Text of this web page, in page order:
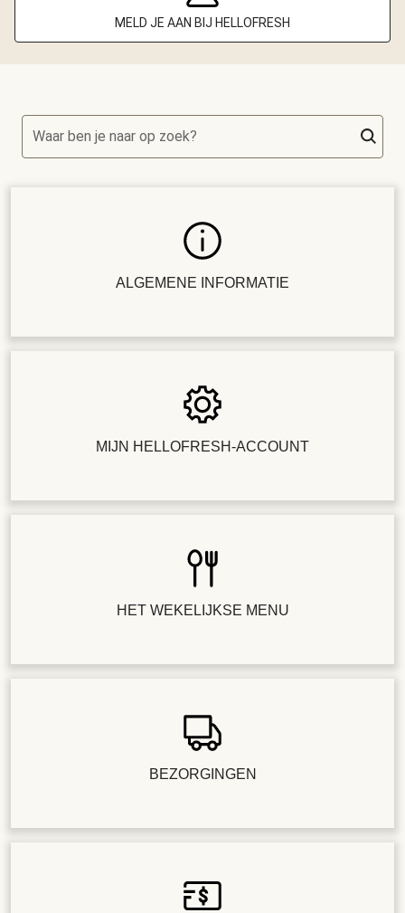
MELD JE AAN BIJ HELLOFRESH
Waar ben je naar op zoek?
ALGEMENE INFORMATIE
MIJN HELLOFRESH-ACCOUNT
HET WEKELIJKSE MENU
BEZORGINGEN